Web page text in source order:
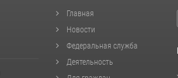
Главная
Новости
Федеральная служба
Деятельность